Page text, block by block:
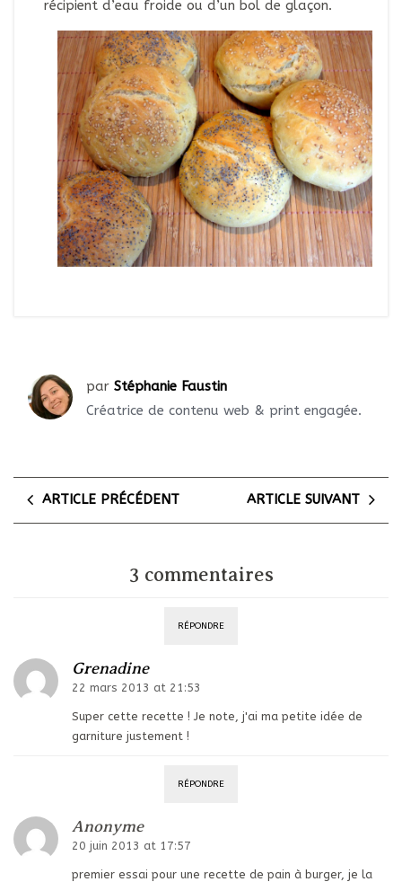
récipient d’eau froide ou d’un bol de glaçon.
par Stéphanie Faustin
Créatrice de contenu web & print engagée.
ARTICLE PRÉCÉDENT ARTICLE SUIVANT
3 commentaires
RÉPONDRE
Grenadine
22 mars 2013 at 21:53
Super cette recette ! Je note, j'ai ma petite idée de
garniture justement !
RÉPONDRE
Anonyme
20 juin 2013 at 17:57
premier essai pour une recette de pain à burger, je la